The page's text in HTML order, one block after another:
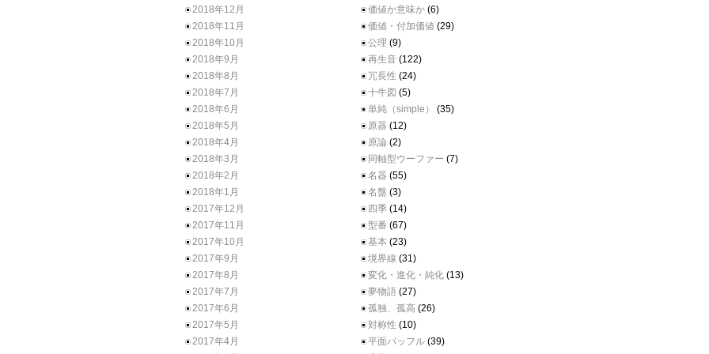
2018年12月
2018年11月
2018年10月
2018年9月
2018年8月
2018年7月
2018年6月
2018年5月
2018年4月
2018年3月
2018年2月
2018年1月
2017年12月
2017年11月
2017年10月
2017年9月
2017年8月
2017年7月
2017年6月
2017年5月
2017年4月
価値か意味か (6)
価値・付加価値 (29)
公理 (9)
再生音 (122)
冗長性 (24)
十牛図 (5)
単純（simple）
(35)
原器 (12)
原論 (2)
同軸型ウーファー (7)
名器 (55)
名盤 (3)
四季 (14)
型番 (67)
基本 (23)
境界線 (31)
変化・進化・純化 (13)
夢物語 (27)
孤独、孤高 (26)
対称性 (10)
平面バッフル (39)